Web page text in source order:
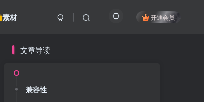
素材 开通会员
文章导读
兼容性